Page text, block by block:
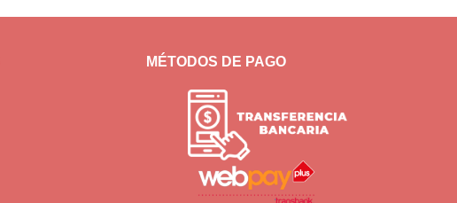
MÉTODOS DE PAGO